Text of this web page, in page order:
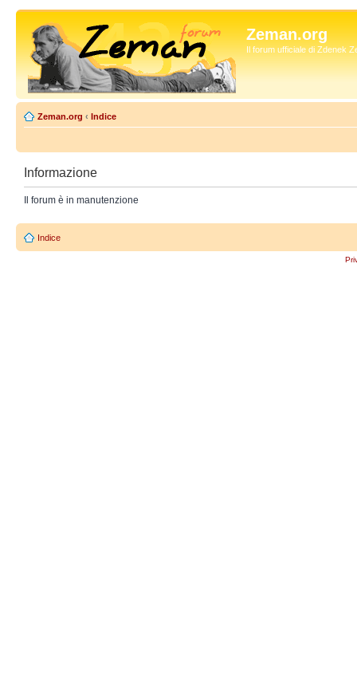
Zeman.org
Il forum ufficiale di Zdenek
Zeman.org ‹ Indice
Informazione
Il forum è in manutenzione
Indice